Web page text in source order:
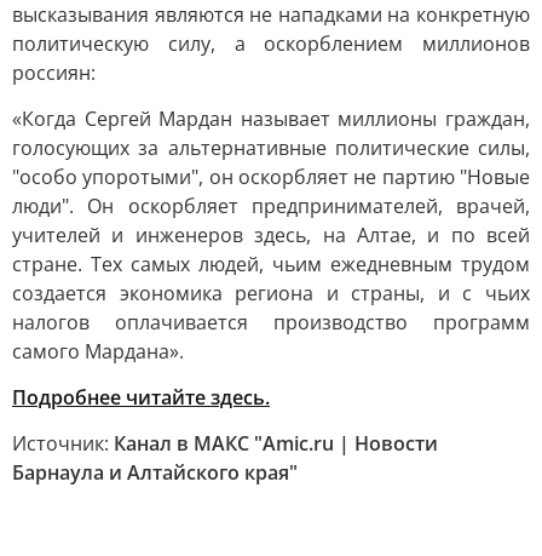
высказывания являются не нападками на конкретную
политическую силу, а оскорблением миллионов
россиян:
«Когда Сергей Мардан называет миллионы граждан,
голосующих за альтернативные политические силы,
"особо упоротыми", он оскорбляет не партию "Новые
люди". Он оскорбляет предпринимателей, врачей,
учителей и инженеров здесь, на Алтае, и по всей
стране. Тех самых людей, чьим ежедневным трудом
создается экономика региона и страны, и с чьих
налогов оплачивается производство программ
самого Мардана».
Подробнее читайте здесь.
Источник: Канал в МАКС "Amic.ru | Новости
Барнаула и Алтайского края"